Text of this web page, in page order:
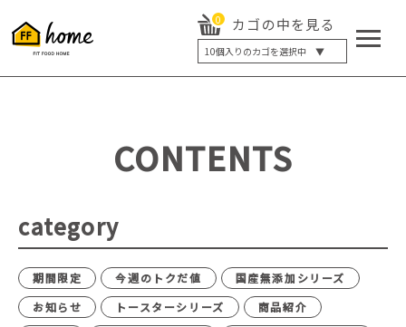
0 カゴの中を見る
10個入りのカゴを選択中 ▼
5個入り
20個入り
最大12%OFF
CONTENTS
category
期間限定 今週のトクだ値
国産無添加シリーズ
お知らせ
トースターシリーズ
商品紹介